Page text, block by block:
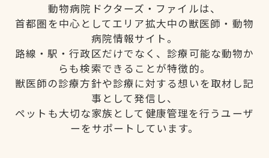
動物病院ドクターズ・ファイルは、
首都圏を中心としてエリア拡大中の獣医師・動物
病院情報サイト。
路線・駅・行政区だけでなく、診療可能な動物か
らも検索できることが特徴的。
獣医師の診療方針や診療に対する想いを取材し記
事として発信し、
ペットも大切な家族として健康管理を行うユーザ
ーをサポートしています。